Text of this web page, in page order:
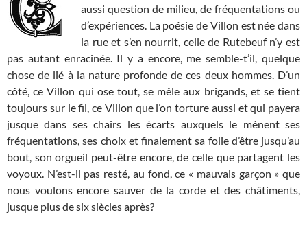
aussi question de milieu, de fréquentations ou
d’expériences. La poésie de Villon est née dans
la rue et s’en nourrit, celle de Rutebeuf n’y est
pas autant enracinée. Il y a encore, me semble-t’il, quelque
chose de lié à la nature profonde de ces deux hommes. D’un
côté, ce Villon qui ose tout, se mêle aux brigands, et se tient
toujours sur le fil, ce Villon que l’on torture aussi et qui payera
jusque dans ses chairs les écarts auxquels le mènent ses
fréquentations, ses choix et finalement sa folie d’être jusqu’au
bout, son orgueil peut-être encore, de celle que partagent les
voyoux. N’est-il pas resté, au fond, ce « mauvais garçon » que
nous voulons encore sauver de la corde et des châtiments,
jusque plus de six siècles après?